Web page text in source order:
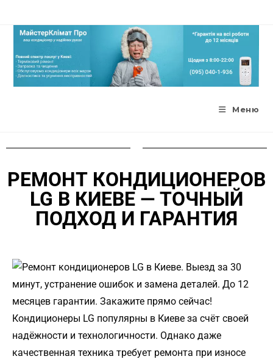
Меню
РЕМОНТ КОНДИЦИОНЕРОВ
LG В КИЕВЕ — ТОЧНЫЙ
ПОДХОД И ГАРАНТИЯ
Кондиционеры LG популярны в Киеве за счёт своей
надёжности и технологичности. Однако даже
качественная техника требует ремонта при износе